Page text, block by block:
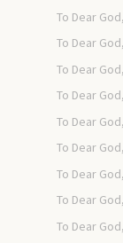
To Dear
To Dear
To Dear
To Dear
To Dear
To Dear
To Dear
To Dear
To Dear